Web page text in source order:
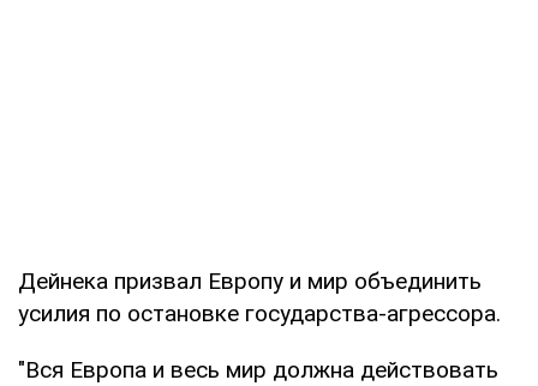
Дейнека призвал Европу и мир объединить
усилия по остановке государства-агрессора.
"Вся Европа и весь мир должна действовать